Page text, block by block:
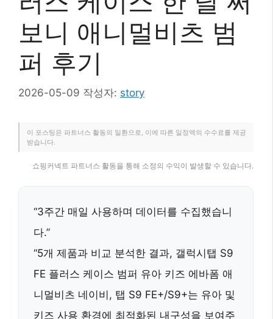
보니 애니멀비츠 범
퍼 후기
2026-05-09 작성자: story
이 포스팅은 파트너스 활동의 일환으로, 이에 따른 일정액의 수수료를 제공
받습니다.
쇼핑커넥트 파트너스 활동을 통해 소정의 수익이 발생할 수 있습니다.
“3주간 매일 사용하며 데이터를 수집했습니
다.”
“5개 제품과 비교 분석한 결과, 갤럭시탭 S9
FE 플러스 케이스 범퍼 유아 키즈 에바폼 애
니멀비츠 네이비, 탭 S9 FE+/S9+는 유아 및
키즈 사용 환경에 최적화된 내구성을 보여주